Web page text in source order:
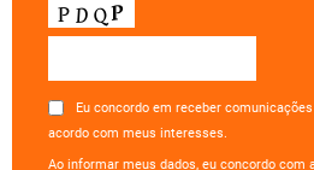
Eu concordo em receber
acordo com meus interesses.
Ao informar meus dados, eu concordo com